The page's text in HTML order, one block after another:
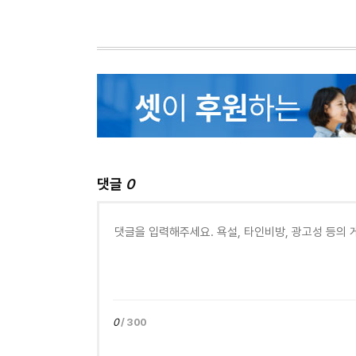
댓글 0
0/ 300